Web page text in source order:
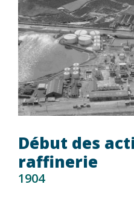
Début des
raffinerie
1904